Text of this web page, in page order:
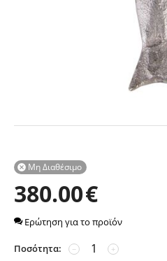
Μη Διαθέσιμο

380.00€
Ερώτηση για το προϊόν
Ποσότητα: +
−